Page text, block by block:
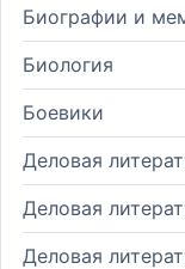
Биографии и
Биология
Боевики
Деловая
Деловая
Деловая